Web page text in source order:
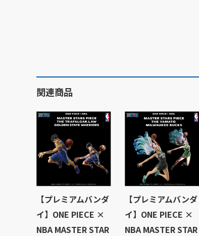
関連商品
【プレミアムバンダ
イ】ONE PIECE ×
NBA MASTER STAR
【プレミアムバンダ
イ】ONE PIECE ×
NBA MASTER STAR